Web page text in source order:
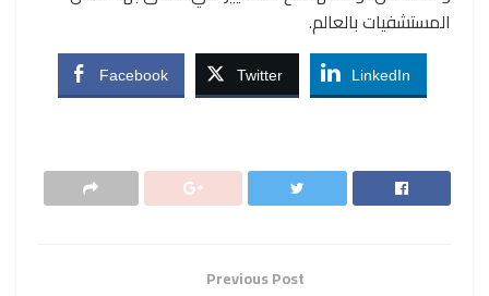
المستشفيات بالعالم.
Facebook Twitter LinkedIn
Previous Post